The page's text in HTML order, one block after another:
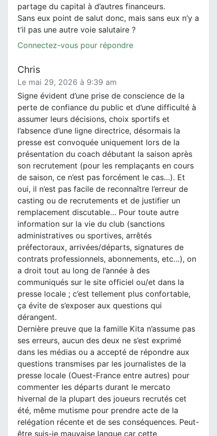
partage du capital à d’autres financeurs.
Sans eux point de salut donc, mais sans eux n’y a
t’il pas une autre voie salutaire ?
Connectez-vous pour répondre
Chris
Le mai 29, 2026 à 9:39 am
Signe évident d’une prise de conscience de la
perte de confiance du public et d’une difficulté à
assumer leurs décisions, choix sportifs et
l’absence d’une ligne directrice, désormais la
presse est convoquée uniquement lors de la
présentation du coach débutant la saison après
son recrutement (pour les remplaçants en cours
de saison, ce n’est pas forcément le cas…). Et
oui, il n’est pas facile de reconnaître l’erreur de
casting ou de recrutements et de justifier un
remplacement discutable… Pour toute autre
information sur la vie du club (sanctions
administratives ou sportives, arrêtés
préfectoraux, arrivées/départs, signatures de
contrats professionnels, abonnements, etc…), on
a droit tout au long de l’année à des
communiqués sur le site officiel ou/et dans la
presse locale ; c’est tellement plus confortable,
ça évite de s’exposer aux questions qui
dérangent.
Dernière preuve que la famille Kita n’assume pas
ses erreurs, aucun des deux ne s’est exprimé
dans les médias ou a accepté de répondre aux
questions transmises par les journalistes de la
presse locale (Ouest-France entre autres) pour
commenter les départs durant le mercato
hivernal de la plupart des joueurs recrutés cet
été, même mutisme pour prendre acte de la
relégation récente et de ses conséquences. Peut-
être suis-je mauvaise langue car cette